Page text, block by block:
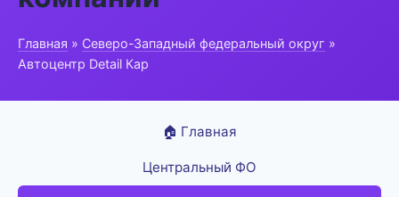
Главная » Северо-Западный федеральный округ »
Автоцентр Detail Кар
🏠 Главная
Центральный ФО